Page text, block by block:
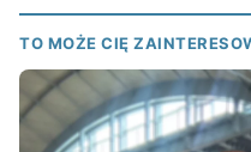
TO MOŻE CIĘ